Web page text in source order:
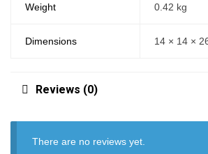
Weight 0.42 kg
Dimensions 14 × 14 ×
Reviews (0)
There are no reviews yet.